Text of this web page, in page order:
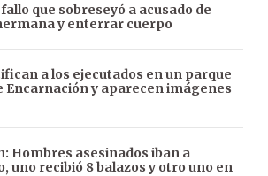
que sobreseyó a acusado de
y enterrar cuerpo
a los ejecutados en un parque
Encarnación y aparecen imágenes
Hombres asesinados iban a
uno recibió 8 balazos y otro uno en